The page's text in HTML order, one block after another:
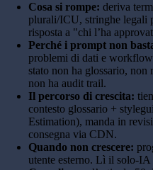
Cosa si rompe: deriva
plurali/ICU, stringhe legali
risposta a "chi l’ha
Perché i prompt non
problemi di dati e
stato non ha glossario, non
non ha audit trail.
Il percorso di crescita:
contesto glossario +
Estimation), manda in
consegna via CDN.
Quando non crescere:
utente esterno. Lì il solo-IA